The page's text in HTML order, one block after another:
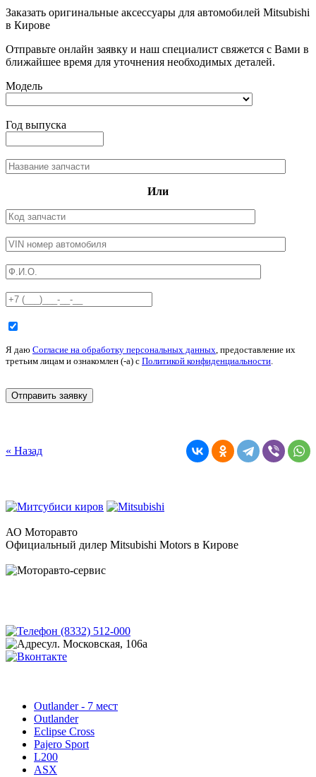
Заказать оригинальные аксессуары для автомобилей Mitsubishi
в Кирове
Отправьте онлайн заявку и наш специалист свяжется с Вами в
ближайшее время для уточнения необходимых деталей.
Модель
Год выпуска
Или
Я даю Согласие на обработку персональных данных , предоставление их
третьим лицам и ознакомлен (-а) c Политикой конфиденциальности
« Назад
АО Моторавто
Официальный дилер Mitsubishi Motors в Кирове
(8332) 512-000
ул. Московская, 106а
Outlander - 7 мест
Outlander
Eclipse Cross
Pajero Sport
L200
ASX